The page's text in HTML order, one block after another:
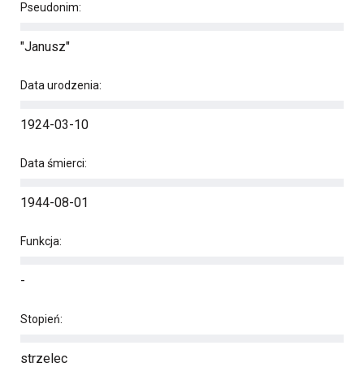
Pseudonim:
"Janusz"
Data urodzenia:
1924-03-10
Data śmierci:
1944-08-01
Funkcja:
-
Stopień:
strzelec